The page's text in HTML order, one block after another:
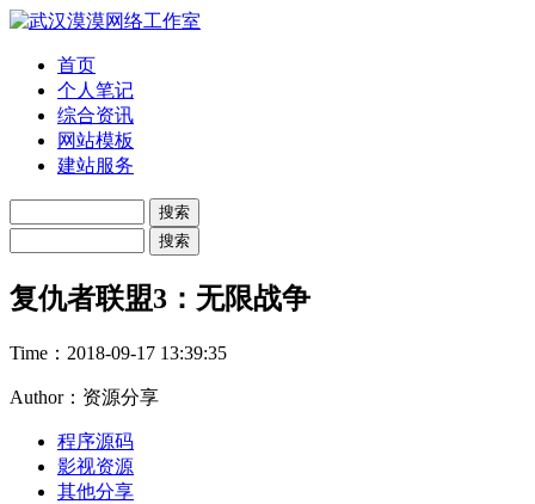
首页
个人笔记
综合资讯
网站模板
建站服务
复仇者联盟3：无限战争
Time： 2018-09-17 13:39:35
Author：资源分享
程序源码
影视资源
其他分享